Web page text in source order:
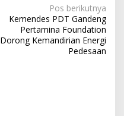
Pos berikutnya
Kemendes PDT Gandeng
Pertamina Foundation
Dorong Kemandirian Energi
Pedesaan